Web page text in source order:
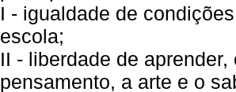
I - igualdade de
escola;
II - liberdade de
pensamento, a arte e o